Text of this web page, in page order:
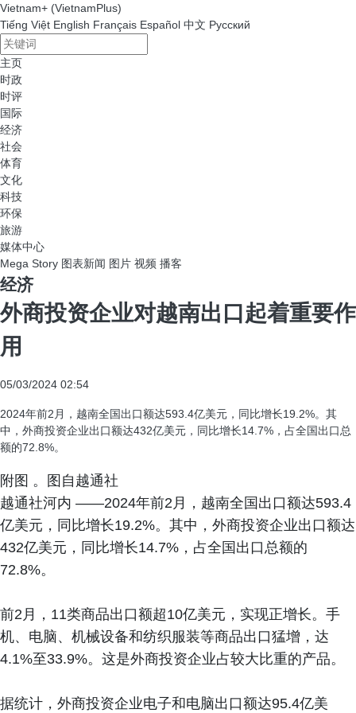
Vietnam+ (VietnamPlus)
Tiếng Việt English Français Español 中文 Русский
主页
时政
时评
国际
经济
社会
体育
文化
科技
环保
旅游
媒体中心
Mega Story 图表新闻 图片 视频 播客
经济
外商投资企业对越南出口起着重要作
用
05/03/2024 02:54
2024年前2月，越南全国出口额达593.4亿美元，同比增长19.2%。其
中，外商投资企业出口额达432亿美元，同比增长14.7%，占全国出口总
额的72.8%。
附图 。图自越通社
越通社河内 ——2024年前2月，越南全国出口额达593.4
亿美元，同比增长19.2%。其中，外商投资企业出口额达
432亿美元，同比增长14.7%，占全国出口总额的
72.8%。
前2月，11类商品出口额超10亿美元，实现正增长。手
机、电脑、机械设备和纺织服装等商品出口猛增，达
4.1%至33.9%。这是外商投资企业占较大比重的产品。
据统计，外商投资企业电子和电脑出口额达95.4亿美